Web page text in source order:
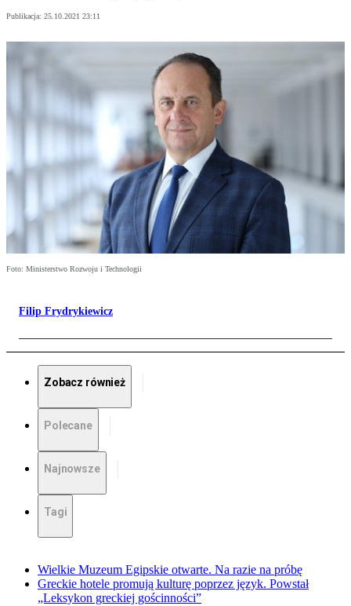
Publikacja: 25.10.2021 23:11
Foto: Ministerstwo Rozwoju i Technologii
Filip Frydrykiewicz
Zobacz również
Polecane
Najnowsze
Tagi
Wielkie Muzeum Egipskie otwarte. Na razie na próbę
Greckie hotele promują kulturę poprzez język. Powstał
„Leksykon greckiej gościnności”